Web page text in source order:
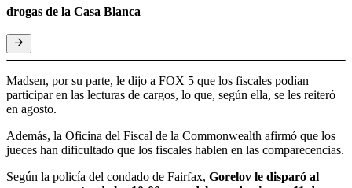
drogas de la Casa Blanca
Madsen, por su parte, le dijo a FOX 5 que los fiscales podían
participar en las lecturas de cargos, lo que, según ella, se les reiteró
en agosto.
Además, la Oficina del Fiscal de la Commonwealth afirmó que los
jueces han dificultado que los fiscales hablen en las comparecencias.
Según la policía del condado de Fairfax, Gorelov le disparó al